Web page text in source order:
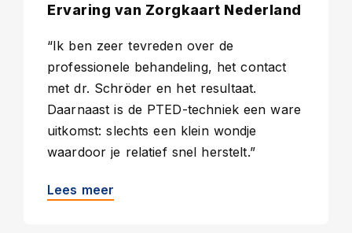
Ervaring van Zorgkaart Nederland
“Ik ben zeer tevreden over de
professionele behandeling, het contact
met dr. Schröder en het resultaat.
Daarnaast is de PTED-techniek een ware
uitkomst: slechts een klein wondje
waardoor je relatief snel herstelt.”
Lees meer